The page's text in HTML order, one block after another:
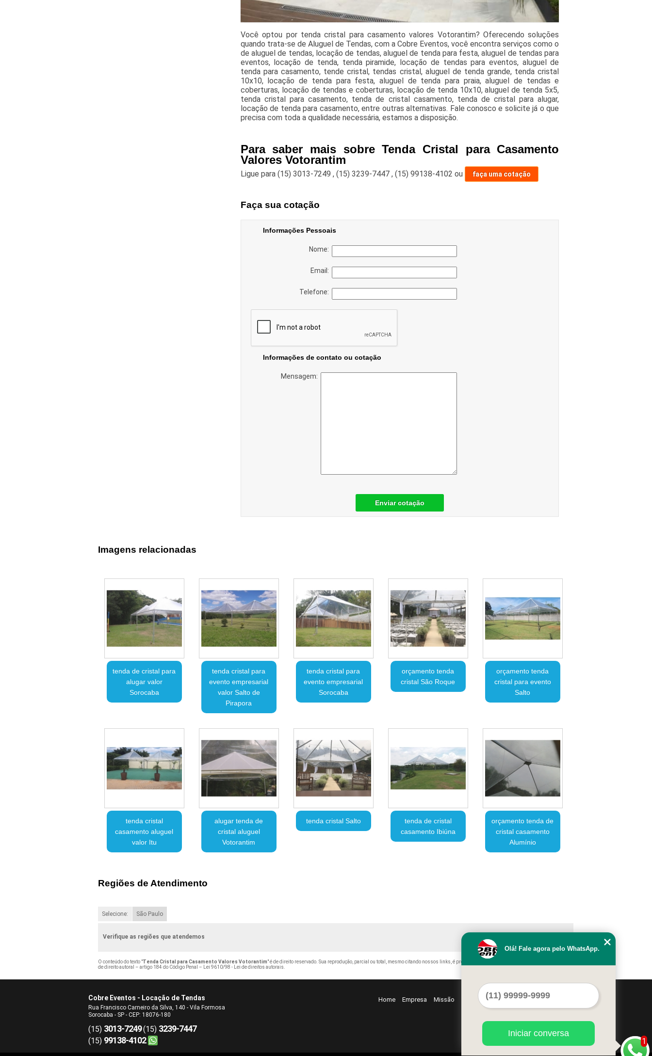
Você optou por tenda cristal para casamento valores Votorantim? Oferecendo soluções
quando trata-se de Aluguel de Tendas, com a Cobre Eventos, você encontra serviços como o
de aluguel de tendas, locação de tendas, aluguel de tenda para festa, aluguel de tendas para
eventos, locação de tenda, tenda piramide, locação de tendas para eventos, aluguel de
tenda para casamento, tende cristal, tendas cristal, aluguel de tenda grande, tenda cristal
10x10, locação de tenda para festa, aluguel de tenda para praia, aluguel de tendas e
coberturas, locação de tendas e coberturas, locação de tenda 10x10, aluguel de tenda 5x5,
tenda cristal para casamento, tenda de cristal casamento, tenda de cristal para alugar,
locação de tenda para casamento, entre outras alternativas. Fale conosco e solicite já o que
precisa com toda a qualidade necessária, estamos a disposição.
Para saber mais sobre Tenda Cristal para Casamento
Valores Votorantim
Ligue para (15) 3013-7249 , (15) 3239-7447 , (15) 99138-4102 ou faça uma cotação
Faça sua cotação
Informações Pessoais
Nome:
Email:
Telefone:
Informações de contato ou cotação
Mensagem:
Enviar cotação
Imagens relacionadas
tenda de cristal para
alugar valor
Sorocaba
tenda cristal para
evento empresarial
valor Salto de
Pirapora
tenda cristal para
evento empresarial
Sorocaba
orçamento tenda
cristal São Roque
orçamento tenda
cristal para evento
Salto
tenda cristal
casamento aluguel
valor Itu
alugar tenda de
cristal aluguel
Votorantim
tenda cristal Salto
tenda de cristal
casamento Ibiúna
orçamento tenda de
cristal casamento
Alumínio
Regiões de Atendimento
Selecione: São Paulo
Verifique as regiões que atendemos
O conteúdo do texto "Tenda Cristal para Casamento Valores Votorantim" é de direito reservado. Sua reprodução, parcial ou total, mesmo citando nossos links, é proibida sem a autorização do autor. Crime de violação
de direito autoral – artigo 184 do Código Penal – Lei 9610/98 - Lei de direitos autorais.
Cobre Eventos - Locação de Tendas
Rua Francisco Carneiro da Silva, 140 - Vila Formosa
Sorocaba - SP - CEP: 18076-180
(15) 3013-7249(15) 3239-7447
(15) 99138-4102
Home Empresa Missão Serviços Contato Mapa do site
1
Olá! Fale agora pelo WhatsApp.
Iniciar conversa